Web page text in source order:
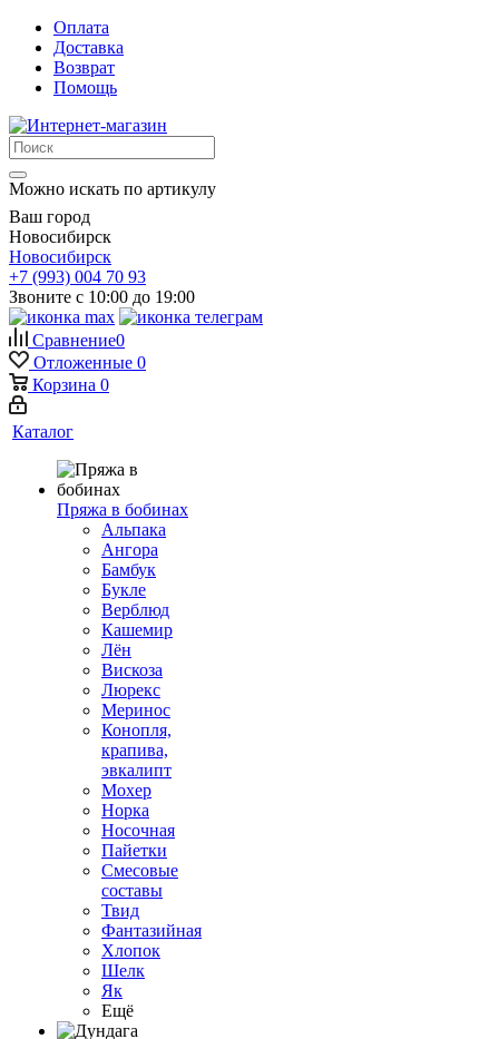
Оплата
Доставка
Возврат
Помощь
Можно искать по артикулу
Ваш город
Новосибирск
Новосибирск
+7 (993) 004 70 93
Звоните с 10:00 до 19:00
Сравнение0
Отложенные 0
Корзина 0
Каталог
Пряжа в бобинах
Альпака
Ангора
Бамбук
Букле
Верблюд
Кашемир
Лён
Вискоза
Люрекс
Меринос
Конопля,
крапива,
эвкалипт
Мохер
Норка
Носочная
Пайетки
Смесовые
составы
Твид
Фантазийная
Хлопок
Шелк
Як
Ещё